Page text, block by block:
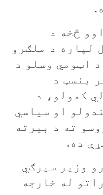
څخه د
لپاره د ملګرو
اټومي وسلو د
بنسټ د
کمولو، د
او سیاسي
ته د بیرته
ده.
وزیر سیرګي
له خارجه